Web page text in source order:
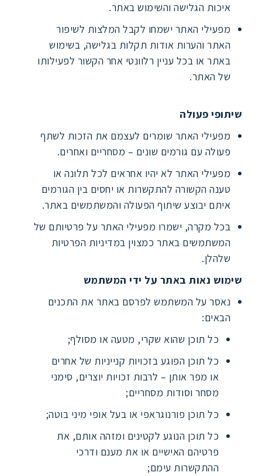
איכות הגלישה והשימוש באתר.
מפעילי האתר ישמחו לקבל המלצות לשיפור
האתר והערות אודות תקלות בגלישה, בשימוש
באתר או בכל עניין רלוונטי אחר הקשור לפעילותו
של האתר.
שיתופי פעולה
מפעילי האתר שומרים לעצמם את הזכות לשתף
פעולה עם גורמים שונים – מסחריים ואחרים.
מפעילי האתר לא יהיו אחראים לכל תלונה או
טענה הקשורה להתקשרות או יחסים בין הגורמים
איתם יבוצע שיתוף הפעולה והמשתמשים באתר.
בכל מקרה, ישמרו מפעילי האתר על פרטיותם של
המשתמשים באתר כמצוין במדיניות הפרטיות
שלהלן.
שימוש נאות באתר על ידי המשתמש
נאסר על המשתמש לפרסם באתר את התכנים
הבאים:
כל תוכן שהוא שקרי, מטעה או מסולף;
כל תוכן הפוגע בזכויות קנייניות של אחרים
או מפר אותן – לרבות זכויות יוצרים, סימני
מסחר וסודות מסחריים;
כל תוכן פורנוגראפי או בעל אופי מיני בוטה;
כל תוכן הנוגע לקטינים ומזהה אותם, את
פרטיהם האישיים או את מענם ודרכי
ההתקשרות עימם;